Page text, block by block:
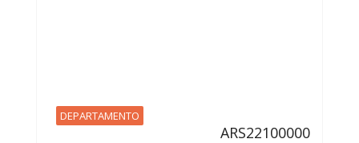
DEPARTAMENTO
ARS22100000